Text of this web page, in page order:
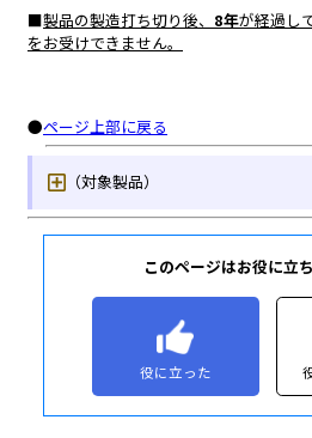
このページはお役に立
役に立った